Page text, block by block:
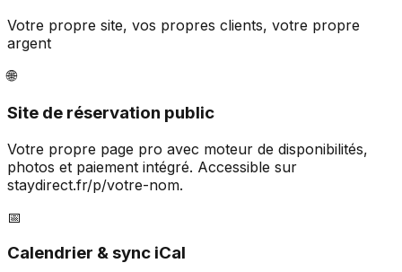
Votre propre site, vos propres clients, votre propre
argent
🌐
Site de réservation public
Votre propre page pro avec moteur de disponibilités,
photos et paiement intégré. Accessible sur
staydirect.fr/p/votre-nom.
📅
Calendrier & sync iCal